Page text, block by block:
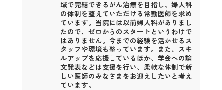
域で完結できるがん治療を目指し、婦人科
の体制を整えていただける常勤医師を求め
ています。当院には以前婦人科がありまし
たので、ゼロからのスタートというわけで
はありません。今までの経験を活かせるス
タッフや環境も整っています。また、スキ
ルアップを応援しているほか、学会への論
文発表などは支援を行い、柔軟な体制で新
しい医師のみなさまをお迎えしたいと考え
ています。